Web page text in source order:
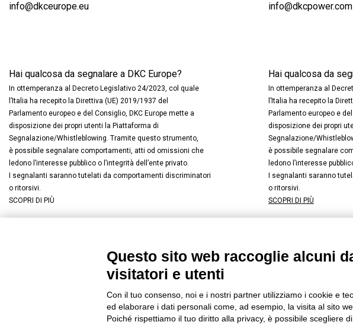
info@dkceurope.eu
Hai qualcosa da segnalare a DKC Europe?
In ottemperanza al Decreto Legislativo 24/2023, col quale
l’Italia ha recepito la Direttiva (UE) 2019/1937 del
Parlamento europeo e del Consiglio, DKC Europe mette a
disposizione dei propri utenti la Piattaforma di
Segnalazione/Whistleblowing. Tramite questo strumento,
è possibile segnalare comportamenti, atti od omissioni che
ledono l’interesse pubblico o l’integrità dell’ente privato.
I segnalanti saranno tutelati da comportamenti discriminatori
o ritorsivi.
SCOPRI DI PIÙ
info@dkcpower.com
Hai qualcosa da
In ottemperanza al
l’Italia ha recepito la
Parlamento europeo e
disposizione dei propri
Segnalazione/
è possibile segnalare
ledono l’interesse
I segnalanti saranno
o ritorsivi.
SCOPRI DI PIÙ
FACEBOOK LINKEDIN / YOUTUBE INSTAGRAM
Privacy -Cookies -Modifica preferenze Cookie
Questo sito web raccoglie alcuni
visitatori e utenti
Con il tuo consenso, noi e i nostri partner utilizziamo i cookie e
ed elaborare i dati personali come, ad esempio, la visita al sito
Poiché rispettiamo il tuo diritto alla privacy, è possibile scegliere